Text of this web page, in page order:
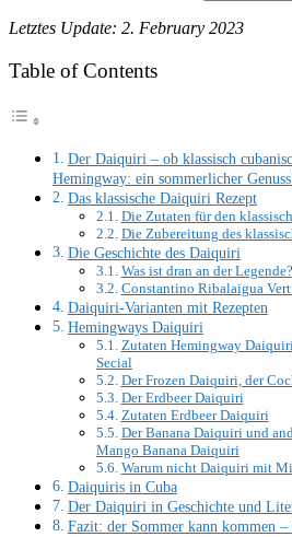
Letztes Update: 2. February 2023
Table of Contents
Der Daiquiri – ob klassisch
Hemingway: ein sommerlicher
Das klassische Daiquiri Rezept
Die Zutaten für den
Die Zubereitung des
Die Geschichte des Daiquiri
Was ist dran an der Legende?
Constantino Ribalaigua
Daiquiri-Varianten mit Rezepten
Hemingways Daiquiri
Zutaten Hemingway
Secial
Der Frozen Daiquiri, der
Der Erdbeer Daiquiri
Zutaten Erdbeer Daiquiri
Der Banana Daiquiri und
Mango Banana Daiquiri
Warum nicht Daiquiri mit
Daiquiris in Cuba
Der Daiquiri in Geschichte und
Fazit: der Sommer kann kommen